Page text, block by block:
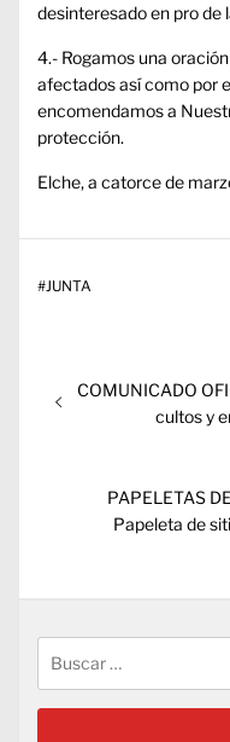
desinteresado en pro de
4.- Rogamos una
afectados así como por
encomendamos a
protección.
Elche, a catorce de
#JUNTA
de
Entrada
COMUNICADO
cultos y
Entrada
siguiente:
PAPELETAS
Papeleta de